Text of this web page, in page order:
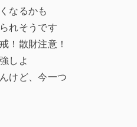
なるかも
れそうです
！散財注意！
しよ
けど、今一つ